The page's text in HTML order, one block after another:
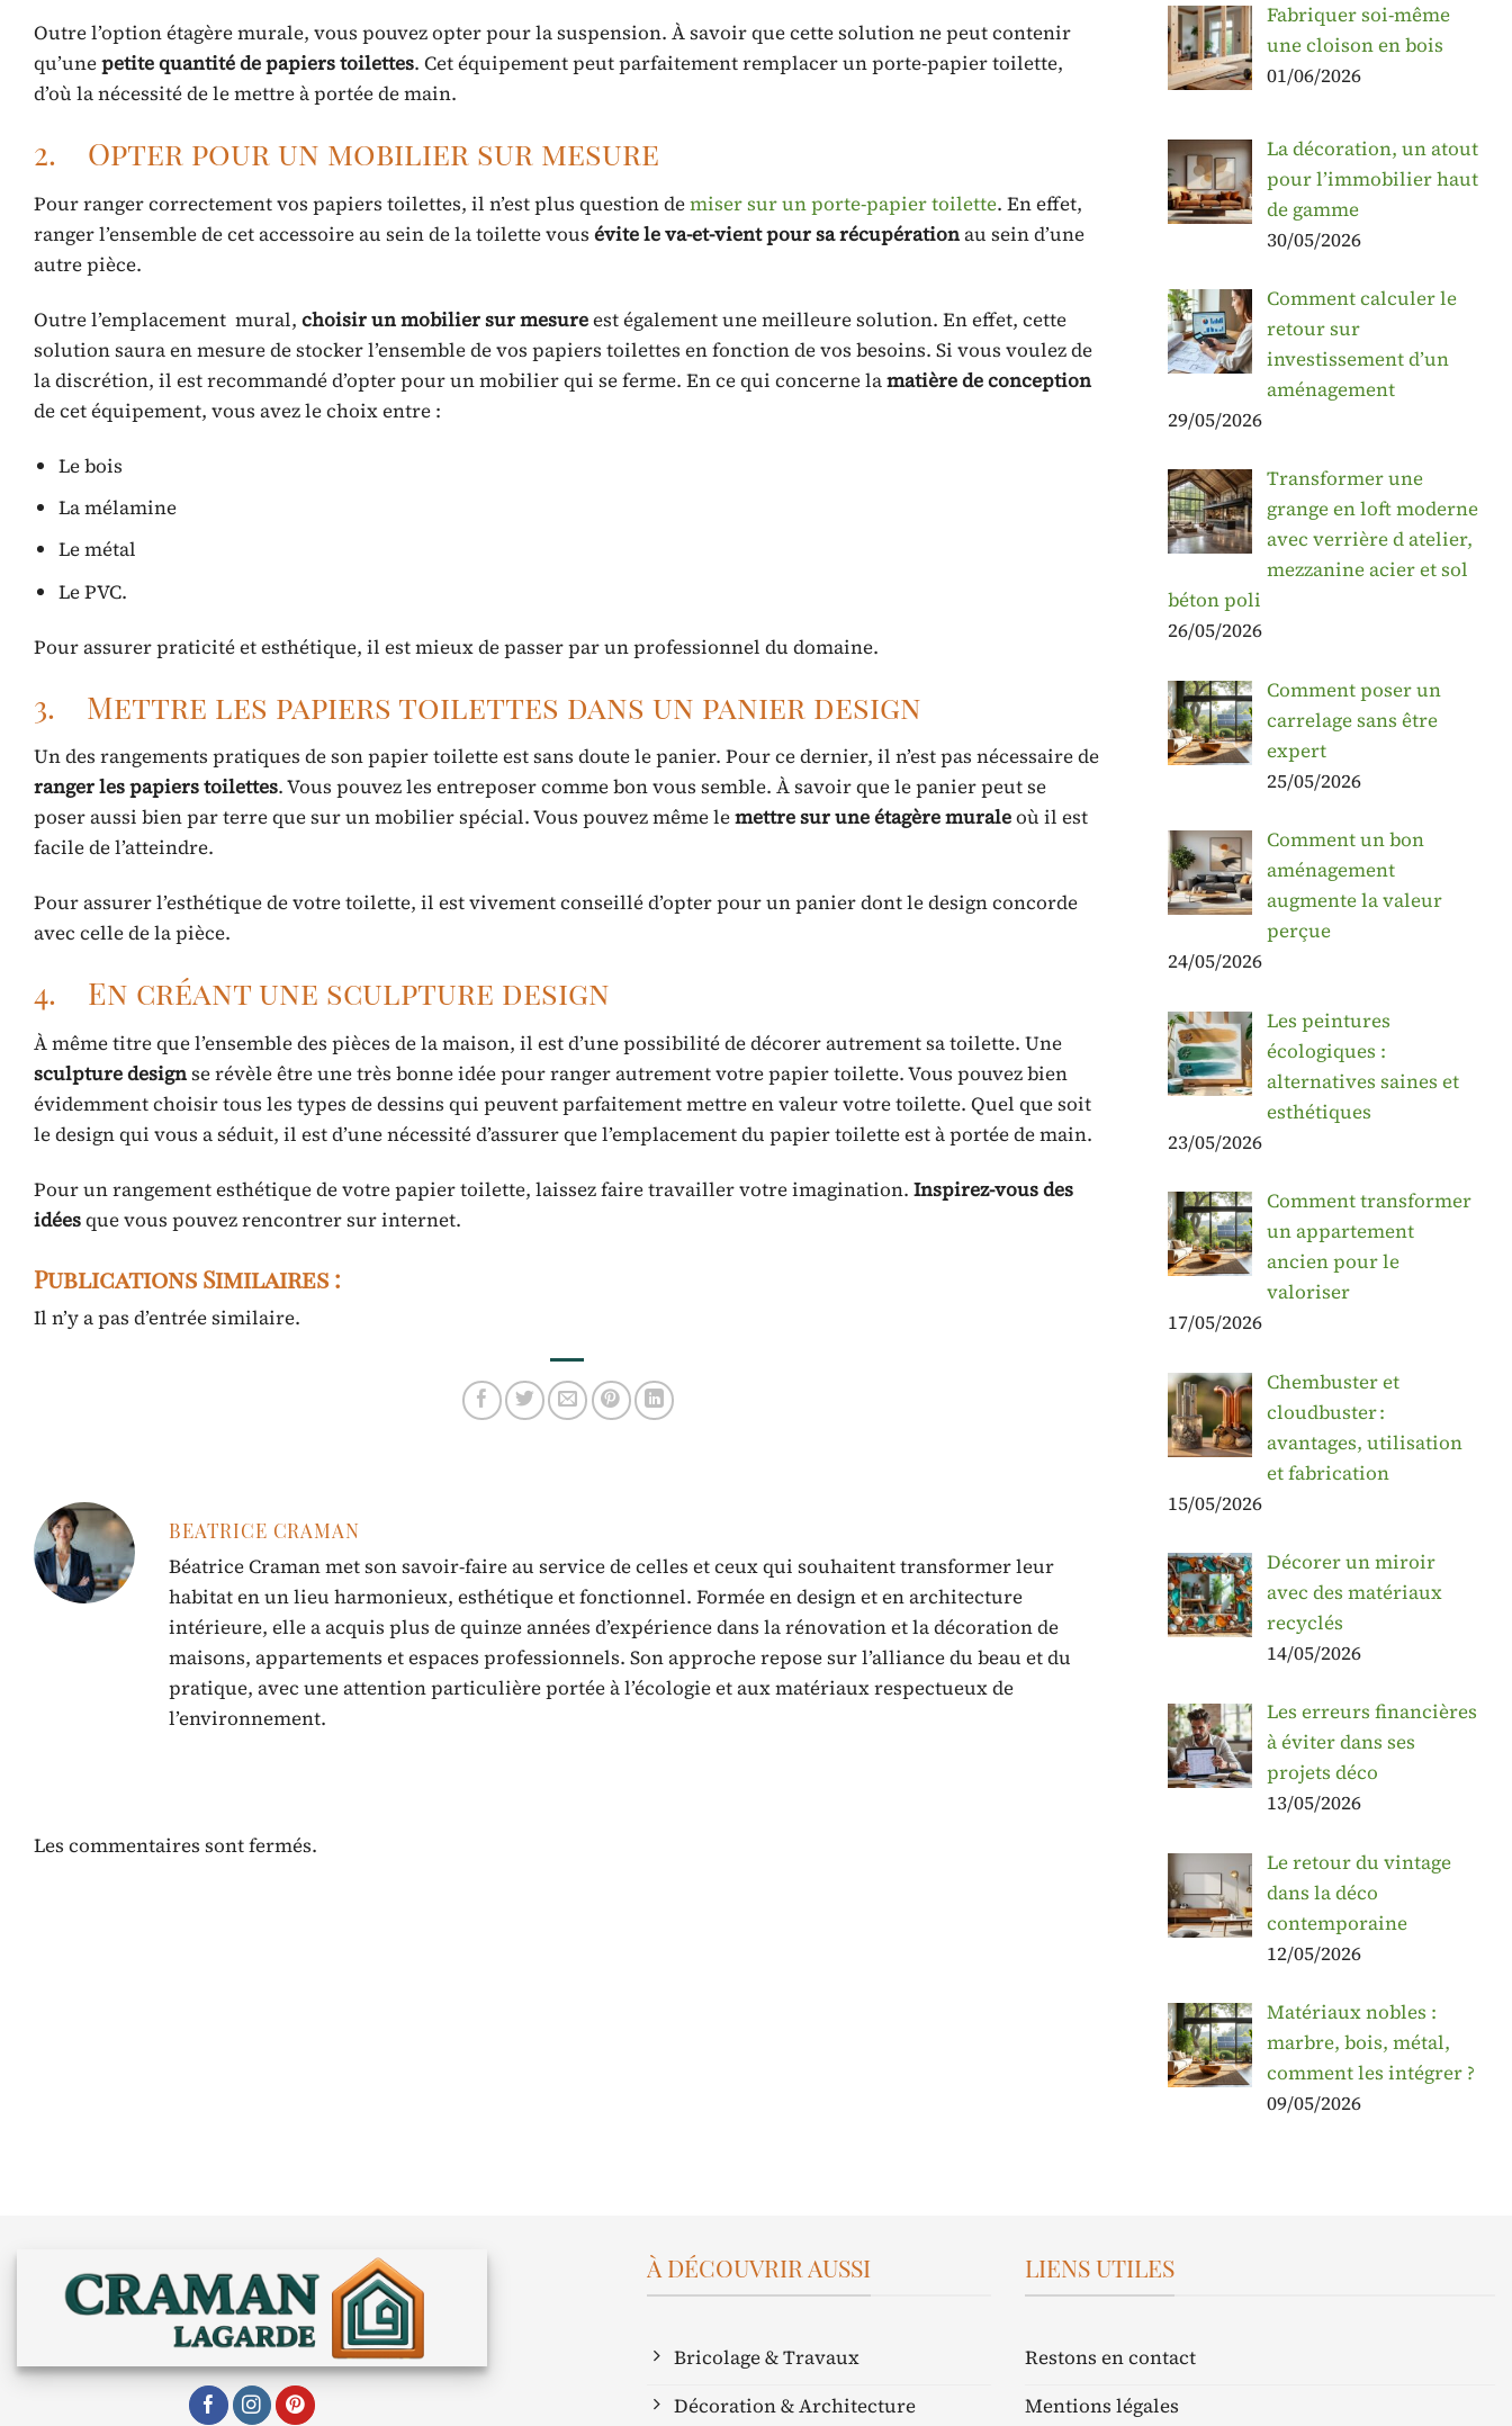
Outre l’option étagère murale, vous pouvez opter pour la suspension. À savoir que cette solution ne peut contenir
qu’unepetite quantité de papiers toilettes. Cet équipement peut parfaitement remplacer un porte-papier toilette,
d’où la nécessité de le mettre à portée de main.
2. Opter pour un mobilier sur mesure
Pour ranger correctement vos papiers toilettes, il n’est plus question demiser sur un porte-papier toilette. En effet,
ranger l’ensemble de cet accessoire au sein de la toilette vous évite le va-et-vient pour sa récupérationau sein d’une
autre pièce.
Outre l’emplacement mural, choisir un mobilier sur mesureest également une meilleure solution. En effet, cette
solution saura en mesure de stocker l’ensemble de vos papiers toilettes en fonction de vos besoins. Si vous voulez de
la discrétion, il est recommandé d’opter pour un mobilier qui se ferme. En ce qui concerne lamatière de conception
de cet équipement, vous avez le choix entre :
Le bois
La mélamine
Le métal
Le PVC.
Pour assurer praticité et esthétique, il est mieux de passer par un professionnel du domaine.
3. Mettre les papiers toilettes dans un panier design
Un des rangements pratiques de son papier toilette est sans doute le panier. Pour ce dernier, il n’est pas nécessaire de
ranger les papiers toilettes. Vous pouvez les entreposer comme bon vous semble. À savoir que le panier peut se
poser aussi bien par terre que sur un mobilier spécial. Vous pouvez même lemettre sur une étagère muraleoù il est
facile de l’atteindre.
Pour assurer l’esthétique de votre toilette, il est vivement conseillé d’opter pour un panier dont le design concorde
avec celle de la pièce.
4. En créant une sculpture design
À même titre que l’ensemble des pièces de la maison, il est d’une possibilité de décorer autrement sa toilette. Une
sculpture designse révèle être une très bonne idée pour ranger autrement votre papier toilette. Vous pouvez bien
évidemment choisir tous les types de dessins qui peuvent parfaitement mettre en valeur votre toilette. Quel que soit
le design qui vous a séduit, il est d’une nécessité d’assurer que l’emplacement du papier toilette est à portée de main.
Pour un rangement esthétique de votre papier toilette, laissez faire travailler votre imagination. Inspirez-vous des
idéesque vous pouvez rencontrer sur internet.
Publications Similaires :
Il n’y a pas d’entrée similaire.
BEATRICE CRAMAN
Béatrice Craman met son savoir-faire au service de celles et ceux qui souhaitent transformer leur
habitat en un lieu harmonieux, esthétique et fonctionnel. Formée en design et en architecture
intérieure, elle a acquis plus de quinze années d’expérience dans la rénovation et la décoration de
maisons, appartements et espaces professionnels. Son approche repose sur l’alliance du beau et du
pratique, avec une attention particulière portée à l’écologie et aux matériaux respectueux de
l’environnement.
Les commentaires sont fermés.
Fabriquer soi-même
une cloison en bois
01/06/2026
La décoration, un atout
pour l’immobilier haut
de gamme
30/05/2026
Comment calculer le
retour sur
investissement d’un
aménagement
29/05/2026
Transformer une
grange en loft moderne
avec verrière d atelier,
mezzanine acier et sol
béton poli
26/05/2026
Comment poser un
carrelage sans être
expert
25/05/2026
Comment un bon
aménagement
augmente la valeur
perçue
24/05/2026
Les peintures
écologiques :
alternatives saines et
esthétiques
23/05/2026
Comment transformer
un appartement
ancien pour le
valoriser
17/05/2026
Chembuster et
cloudbuster :
avantages, utilisation
et fabrication
15/05/2026
Décorer un miroir
avec des matériaux
recyclés
14/05/2026
Les erreurs financières
à éviter dans ses
projets déco
13/05/2026
Le retour du vintage
dans la déco
contemporaine
12/05/2026
Matériaux nobles :
marbre, bois, métal,
comment les intégrer ?
09/05/2026
À DÉCOUVRIR AUSSI
Bricolage & Travaux
Décoration & Architecture
LIENS UTILES
Restons en contact
Mentions légales